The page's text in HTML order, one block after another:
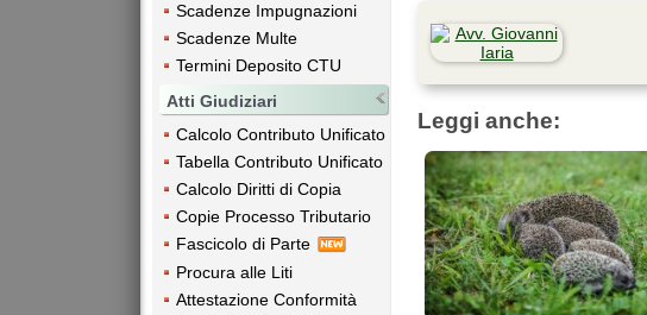
Scadenze Impugnazioni
Scadenze Multe
Termini Deposito CTU
Atti Giudiziari
Calcolo Contributo Unificato
Tabella Contributo Unificato
Calcolo Diritti di Copia
Copie Processo Tributario
Fascicolo di Parte
Procura alle Liti
Attestazione Conformità
Leggi anche: